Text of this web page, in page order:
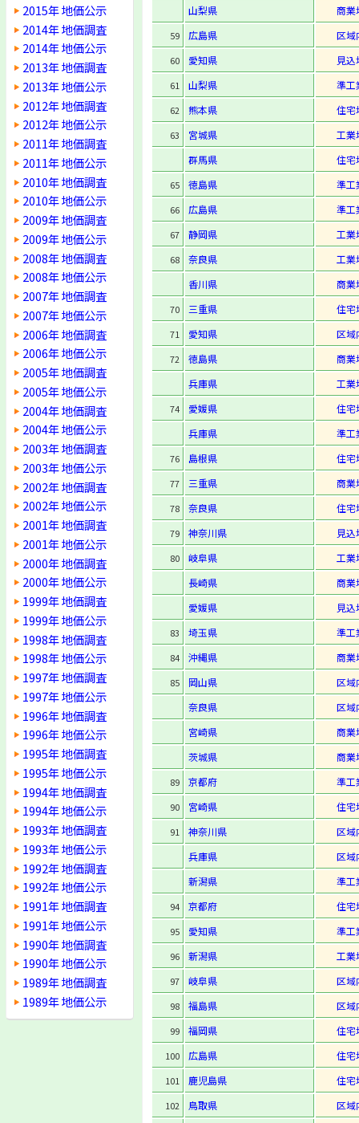
2015年 地価公示
2014年 地価調査
2014年 地価公示
2013年 地価調査
2013年 地価公示
2012年 地価調査
2012年 地価公示
2011年 地価調査
2011年 地価公示
2010年 地価調査
2010年 地価公示
2009年 地価調査
2009年 地価公示
2008年 地価調査
2008年 地価公示
2007年 地価調査
2007年 地価公示
2006年 地価調査
2006年 地価公示
2005年 地価調査
2005年 地価公示
2004年 地価調査
2004年 地価公示
2003年 地価調査
2003年 地価公示
2002年 地価調査
2002年 地価公示
2001年 地価調査
2001年 地価公示
2000年 地価調査
2000年 地価公示
1999年 地価調査
1999年 地価公示
1998年 地価調査
1998年 地価公示
1997年 地価調査
1997年 地価公示
1996年 地価調査
1996年 地価公示
1995年 地価調査
1995年 地価公示
1994年 地価調査
1994年 地価公示
1993年 地価調査
1993年 地価公示
1992年 地価調査
1992年 地価公示
1991年 地価調査
1991年 地価公示
1990年 地価調査
1990年 地価公示
1989年 地価調査
1989年 地価公示
山梨県
商業
59 広島県 区域
60 愛知県 見込
61 山梨県 準工
62 熊本県 住宅
63 宮城県
工業
群馬県
住宅
65 徳島県 準工
66 広島県 準工
67 静岡県 工業
68 奈良県
工業
香川県
商業
70 三重県 住宅
71 愛知県 区域
72 徳島県
商業
兵庫県
工業
74 愛媛県
住宅
兵庫県
準工
76 島根県 住宅
77 三重県 商業
78 奈良県 住宅
79 神奈川県 見込
80 岐阜県
工業
長崎県
商業
愛媛県
見込
83 埼玉県 準工
84 沖縄県 商業
85 岡山県
区域
奈良県
区域
宮崎県
商業
茨城県
商業
89 京都府 準工
90 宮崎県 住宅
91 神奈川県
区域
兵庫県
区域
新潟県
準工
94 京都府 住宅
95 愛知県 準工
96 新潟県 工業
97 岐阜県 区域
98 福島県 区域
99 福岡県 住宅
100 広島県 住宅
101 鹿児島県 住宅
102 鳥取県 区域